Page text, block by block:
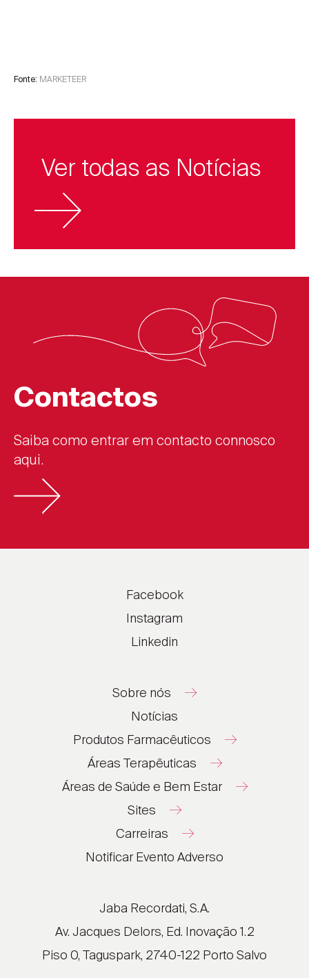
Fonte: MARKETEER
Ver todas as Notícias
Contactos
Saiba como entrar em contacto connosco
aqui.
Facebook
Instagram
Linkedin
Sobre nós
Notícias
Produtos Farmacêuticos
Áreas Terapêuticas
Áreas de Saúde e Bem Estar
Sites
®
®
®
Carreiras
Notificar Evento Adverso
Jaba Recordati, S.A.
Av. Jacques Delors, Ed. Inovação 1.2
Piso 0, Taguspark, 2740-122 Porto Salvo